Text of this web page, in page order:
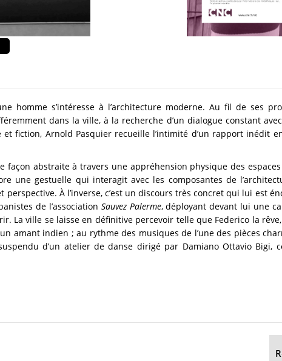
homme s’intéresse à l’architecture moderne. Au fil de ses
dans la ville, à la recherche d’un dialogue constant
fiction, Arnold Pasquier recueille l’intimité d’un rapport inédit
façon abstraite à travers une appréhension physique des
une gestuelle qui interagit avec les composantes de
À l’inverse, c’est un discours très concret qui lui est
de l’association Sauvez Palerme, déployant devant lui une
La ville se laisse en définitive percevoir telle que Federico la
amant indien ; au rythme des musiques de l’une des pièces
d’un atelier de danse dirigé par Damiano Ottavio Bigi,